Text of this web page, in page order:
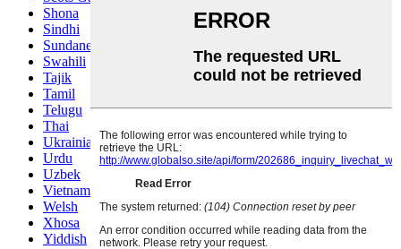
Shona
Sindhi
Sundanese
Swahili
Tajik
Tamil
Telugu
Thai
Ukrainian
Urdu
Uzbek
Vietnamese
Welsh
Xhosa
Yiddish